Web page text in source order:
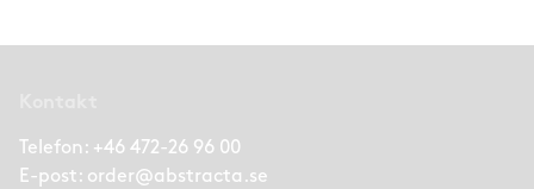
Telefon: +46 472-26 96 00
E-post: order@abstracta.se